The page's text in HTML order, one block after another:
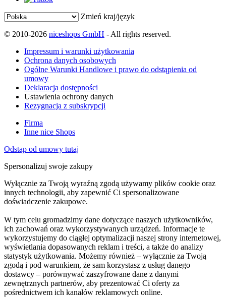
Zmień kraj/język
© 2010-2026 niceshops GmbH - All rights reserved.
Impressum i warunki użytkowania
Ochrona danych osobowych
Ogólne Warunki Handlowe i prawo do odstąpienia od
umowy
Deklaracja dostępności
Ustawienia ochrony danych
Rezygnacja z subskrypcji
Firma
Inne nice Shops
Odstąp od umowy tutaj
Spersonalizuj swoje zakupy
Wyłącznie za Twoją wyraźną zgodą używamy plików cookie oraz
innych technologii, aby zapewnić Ci spersonalizowane
doświadczenie zakupowe.
W tym celu gromadzimy dane dotyczące naszych użytkowników,
ich zachowań oraz wykorzystywanych urządzeń. Informacje te
wykorzystujemy do ciągłej optymalizacji naszej strony internetowej,
wyświetlania dopasowanych reklam i treści, a także do analizy
statystyk użytkowania. Możemy również – wyłącznie za Twoją
zgodą i pod warunkiem, że sam korzystasz z usług danego
dostawcy – porównywać zaszyfrowane dane z danymi
zewnętrznych partnerów, aby prezentować Ci oferty za
pośrednictwem ich kanałów reklamowych online.